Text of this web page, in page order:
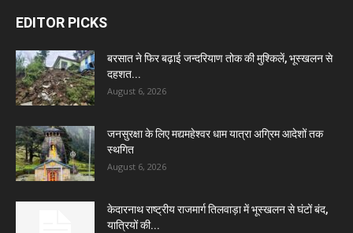
EDITOR PICKS
बरसात ने फिर बढ़ाई जन्दरियाण तोक की मुश्किलें, भूस्खलन से
दहशत...
August 6, 2026
जनसुरक्षा के लिए मद्यमहेश्वर धाम यात्रा अग्रिम आदेशों तक
स्थगित
August 6, 2026
केदारनाथ राष्ट्रीय राजमार्ग तिलवाड़ा में भूस्खलन से घंटों बंद,
यात्रियों की...